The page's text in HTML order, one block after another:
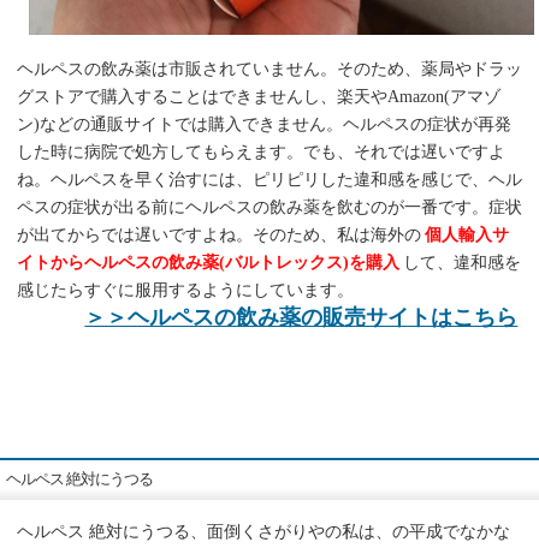
ヘルペスの飲み薬は市販されていません。そのため、薬局やドラッ
グストアで購入することはできませんし、楽天やAmazon(アマゾ
ン)などの通販サイトでは購入できません。ヘルペスの症状が再発
した時に病院で処方してもらえます。でも、それでは遅いですよ
ね。ヘルペスを早く治すには、ピリピリした違和感を感じで、ヘル
ペスの症状が出る前にヘルペスの飲み薬を飲むのが一番です。症状
が出てからでは遅いですよね。そのため、私は海外の個人輸入サ
イトからヘルペスの飲み薬(バルトレックス)を購入 して、違和感を
感じたらすぐに服用するようにしています。
＞＞ヘルペスの飲み薬の販売サイトはこちら
ヘルペス 絶対にうつる
ヘルペス 絶対にうつる、面倒くさがりやの私は、の平成でなかな